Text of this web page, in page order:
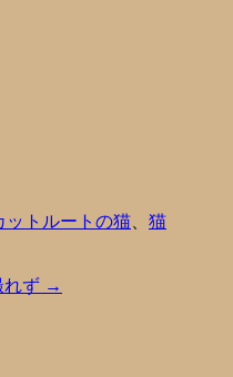
ットルートの猫 猫
れず →